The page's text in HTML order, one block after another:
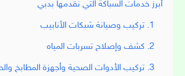
أبرز خدمات السباكة التي نقدمها بدبي
1. تركيب وصيانة شبكات الأنابيب
2. كشف وإصلاح تسربات المياه
3. تركيب الأدوات الصحية وأجهزة المطابخ والحمامات